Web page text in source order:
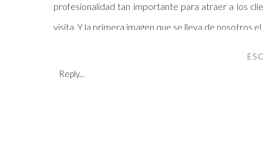
profesionalidad tan importante para atraer a los
visita. Y la primera imagen que se lleva de nosotros
Reply...